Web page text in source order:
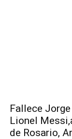
Fallece
Lionel
de Rosario,